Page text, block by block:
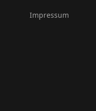
Impressum